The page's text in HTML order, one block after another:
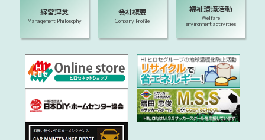
経営理念
Management Philosophy
会社概要
Company Profile
福祉環境活動
Welfare
environment activities